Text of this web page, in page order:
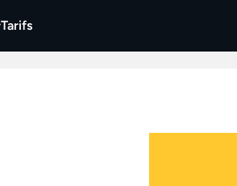
Tarifs
Visuels